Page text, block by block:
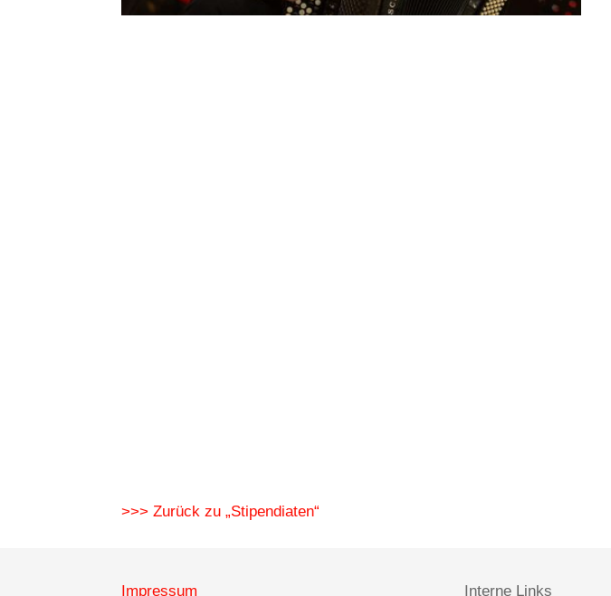
>>> Zurück zu „Stipendiaten“
Impressum Interne Links